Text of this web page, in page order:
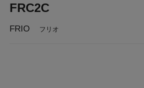
FRC2C
FRIO フリオ